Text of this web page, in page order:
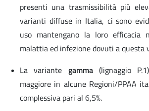
presenti una trasmissibilità più
varianti diffuse in Italia, ci sono
uso mantengano la loro efficacia
malattia ed infezione dovuti a questa
La variante gamma(lignaggio
maggiore in alcune Regioni/PPAA
complessiva pari al 6,5%.